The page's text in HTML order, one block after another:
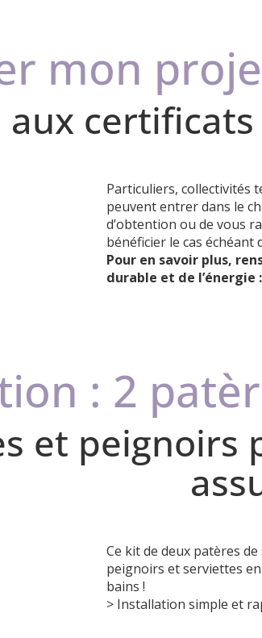
mon
certificats
Particuliers, collectivités
peuvent entrer dans le
d’obtention ou de vous
bénéficier le cas échéant
Pour en savoir plus,
durable et de l’énergie :
: 2
et peignoirs
Ce kit de deux patères
peignoirs et serviettes
bains !
> Installation simple et